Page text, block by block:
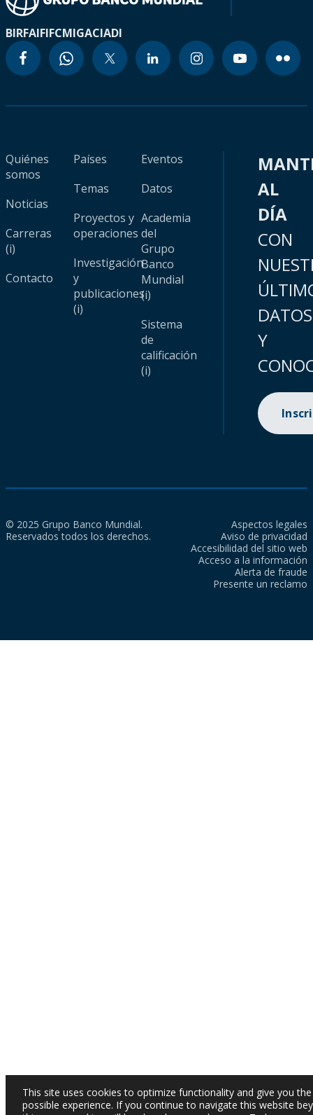
BIRFAIFIFCMIGACIADI
Quiénes
somos
Noticias
Carreras
(i)
Contacto
Países
Temas
Proyectos y
operaciones
Investigación
y
publicaciones
(i)
Eventos
Datos
Academia
del
Grupo
Banco
Mundial
(i)
Sistema
de
calificación
(i)
AL
DÍA
CON
DATOS
Y
© 2025 Grupo Banco Mundial.
Reservados todos los derechos.
Aspectos legales
Aviso de privacidad
Accesibilidad del sitio web
Acceso a la información
Alerta de fraude
Presente un reclamo
This site uses cookies to optimize functionality and give you
possible experience. If you continue to navigate this website